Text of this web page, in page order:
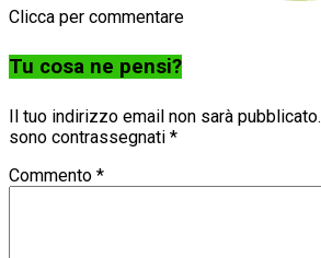
Clicca per commentare
Tu cosa ne pensi?
Il tuo indirizzo email non sarà pubblicato.
sono contrassegnati *
Commento *